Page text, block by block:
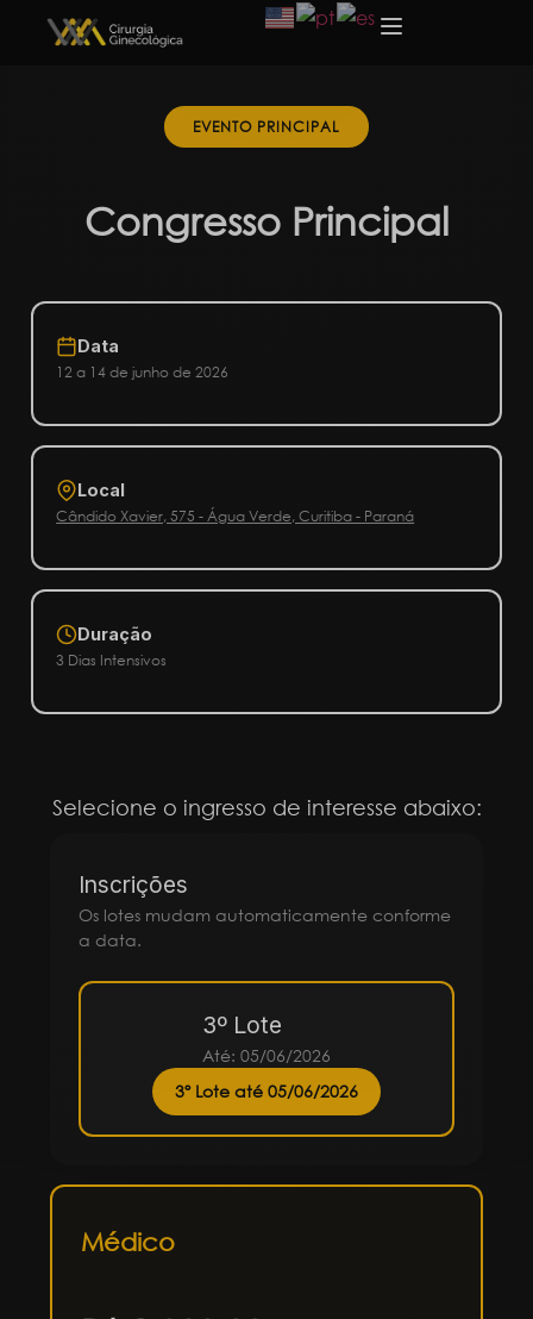
EVENTO PRINCIPAL
Congresso Principal
Data
12 a 14 de junho de 2026
Local
Cândido Xavier, 575 - Água Verde, Curitiba - Paraná
Duração
3 Dias Intensivos
Selecione o ingresso de interesse abaixo:
Inscrições
Os lotes mudam automaticamente conforme
a data.
3º Lote
Até: 05/06/2026
3º Lote até 05/06/2026
Médico